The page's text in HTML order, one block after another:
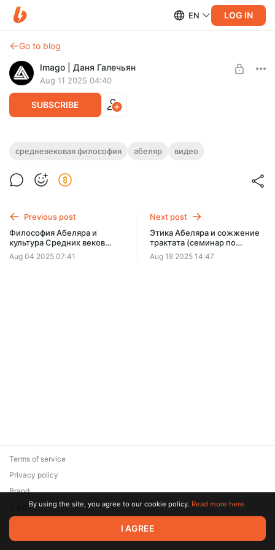
EN LOG IN
Go to blog
Imago | Даня Галечьян
Aug 11 2025 04:40
SUBSCRIBE
Философия Абеляра и культура
Корабельный врач скептицизма
средневековая философия абеляр видео
Previous post
Философия Абеляра и
культура Средних веков
(семинар 1 из 4)
Aug 04 2025 07:41
Next post
Этика Абеляра и сожжение
трактата (семинар по
философии Абеляра 3 из 4)
Aug 18 2025 14:47
© 2026 Zaya Solutions Limited. All rights reserved. All trademarks
are the property of their respective owners.
Terms of service
Privacy policy
Brand
SupportBy using the site, you agree to our cookie policy. Read more here.
I AGREE